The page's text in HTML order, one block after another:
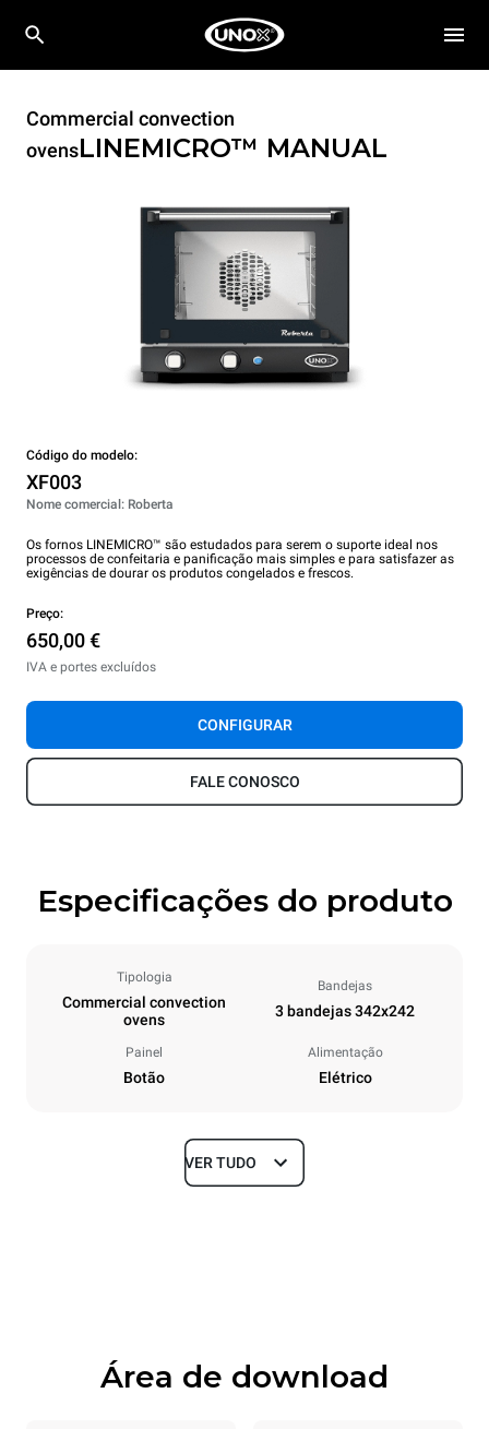
Commercial convection
ovensLINEMICRO™ MANUAL
Código do modelo:
XF003
Nome comercial: Roberta
Os fornos LINEMICRO™ são estudados para serem o suporte ideal nos
processos de confeitaria e panificação mais simples e para satisfazer as
exigências de dourar os produtos congelados e frescos.
Preço:
650,00 €
IVA e portes excluídos
CONFIGURAR
FALE CONOSCO
Especificações do produto
Tipologia
Commercial convection
ovens
Bandejas
3 bandejas 342x242
Painel
Botão
Alimentação
Elétrico
Dimensões
Especificações da bandeja
VER TUDO
Área de download